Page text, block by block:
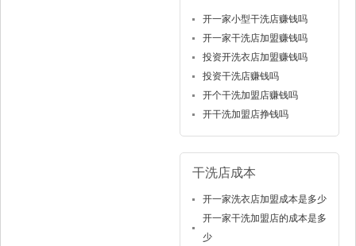
开一家小型干洗店赚钱吗
开一家干洗店加盟赚钱吗
投资开洗衣店加盟赚钱吗
投资干洗店赚钱吗
开个干洗加盟店赚钱吗
开干洗加盟店挣钱吗
干洗店成本
开一家洗衣店加盟成本是多少
开一家干洗加盟店的成本是多
少